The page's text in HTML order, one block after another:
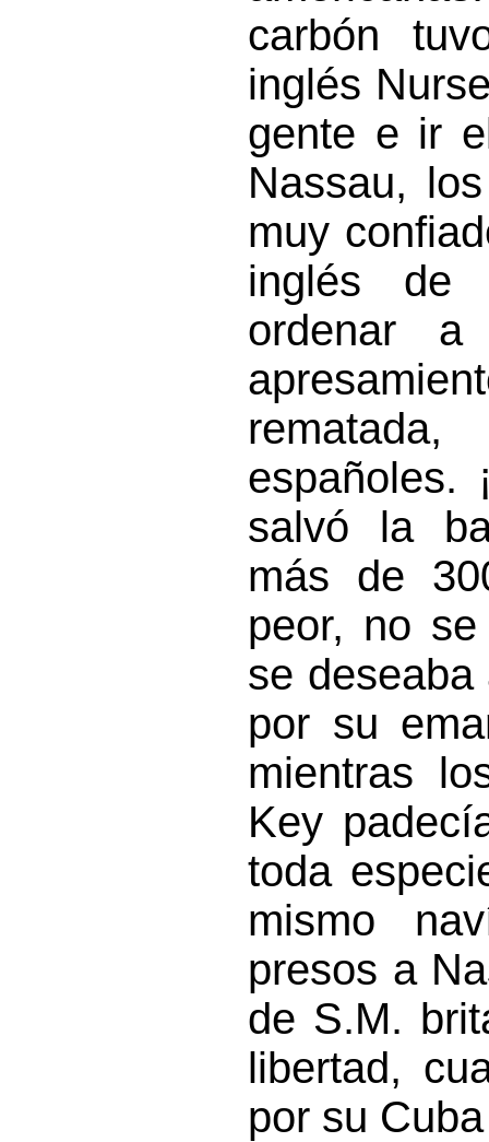
carbón
inglés
gente e ir
Nassau,
muy
inglés de
ordenar
españoles.
salvó la
más de
peor, no
se
por su
mientras
Key
toda
mismo
presos a
de S.M.
libertad,
por su